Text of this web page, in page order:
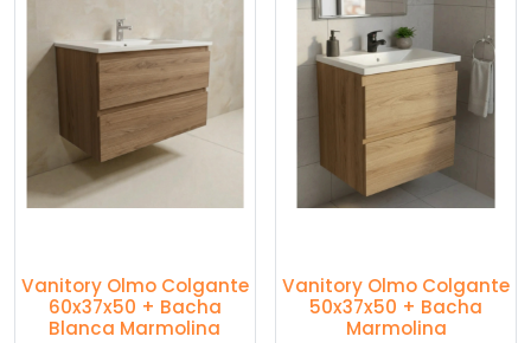
Vanitory Olmo Colgante
60x37x50 + Bacha
Blanca Marmolina
Vanitory Olmo Colgante
50x37x50 + Bacha
Marmolina